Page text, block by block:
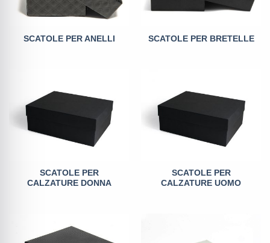
SCATOLE PER ANELLI SCATOLE PER BRETELLE
SCATOLE PER
CALZATURE DONNA
SCATOLE PER
CALZATURE UOMO